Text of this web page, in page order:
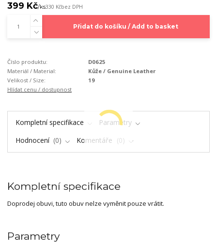
399 Kč/ks330 Kčbez DPH
Přidat do košíku / Add to basket
Číslo produktu:
D0625
Materiál / Material:
Kůže / Genuine Leather
Velikost / Size:
19
Hlídat cenu / dostupnost
Kompletní specifikace
Parametry
Hodnocení
0 Komentáře 0
Kompletní specifikace
Doprodej obuvi, tuto obuv nelze vyměnit pouze vrátit.
Parametry